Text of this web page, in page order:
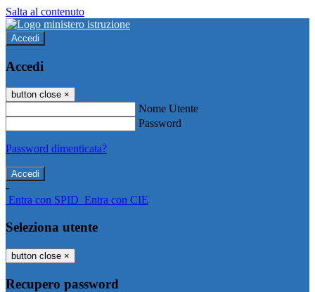
Salta al contenuto
Accedi
Accedi
button close ×
Nome Utente
Password
Password dimenticata?
-
Entra con SPID Entra con CIE
Seleziona utente
button close ×
Recupero password